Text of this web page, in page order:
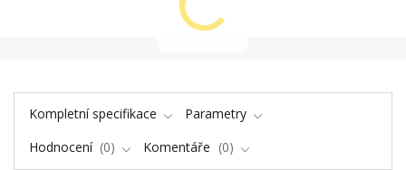
Kompletní specifikace
Parametry
Hodnocení
0 Komentáře 0